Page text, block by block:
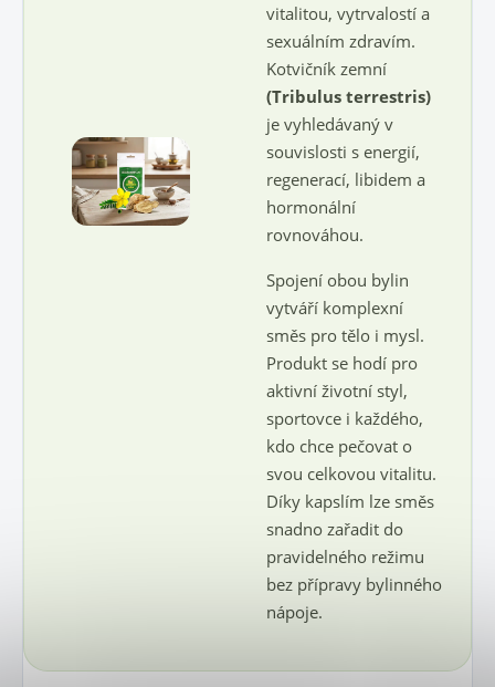
vitalitou, vytrvalostí a
sexuálním zdravím.
Kotvičník zemní
(Tribulus terrestris)
je vyhledávaný v
souvislosti s energií,
regenerací, libidem a
hormonální
rovnováhou.
Spojení obou bylin
vytváří komplexní
směs pro tělo i mysl.
Produkt se hodí pro
aktivní životní styl,
sportovce i každého,
kdo chce pečovat o
svou celkovou vitalitu.
Díky kapslím lze směs
snadno zařadit do
pravidelného režimu
bez přípravy bylinného
nápoje.